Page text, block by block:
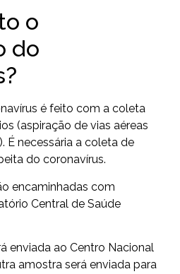
o
do
é feito com a coleta
(aspiração de vias aéreas
É necessária a coleta de
do coronavírus.
encaminhadas com
Central de Saúde
enviada ao Centro Nacional
amostra será enviada para